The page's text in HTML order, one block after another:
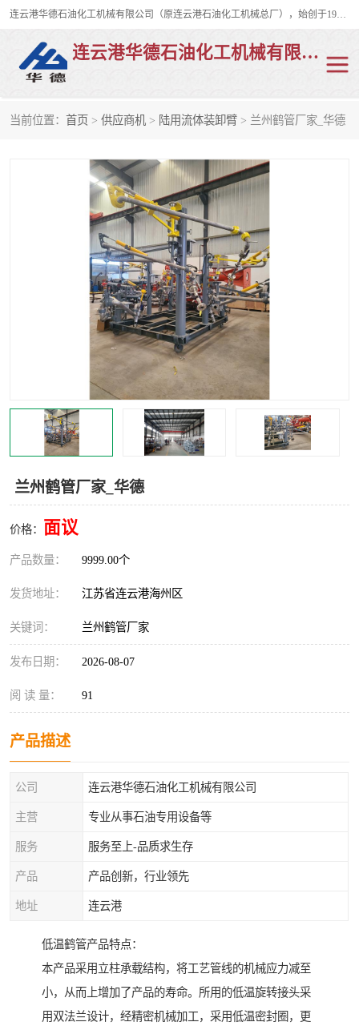
连云港华德石油化工机械有限公司（原连云港石油化工机械总厂），始创于1982年，是从事码头船用流体装卸臂、陆用流体装卸臂（鹤管）、活动梯、钢构平台、定量装车系统等全系列流体装卸设备的设计、制造、销售以及服务的专业供应商。
连云港华德石油化工机械有限公司
当前位置： 首页 > 供应商机 > 陆用流体装卸臂 > 兰州鹤管厂家_华德
兰州鹤管厂家_华德
价格： 面议
产品数量： 9999.00个
发货地址： 江苏省连云港海州区
关键词： 兰州鹤管厂家
发布日期： 2026-08-07
阅 读 量： 91
产品描述
公司 连云港华德石油化工机械有限公司
主营 专业从事石油专用设备等
服务 服务至上-品质求生存
产品 产品创新，行业领先
地址 连云港
低温鹤管产品特点：
本产品采用立柱承载结构，将工艺管线的机械应力减至
小，从而上增加了产品的寿命。所用的低温旋转接头采
用双法兰设计，经精密机械加工，采用低温密封圈，更
液氯鹤管
活动梯
卸车鹤管
输油臂
紧急脱离干式接头 火车鹤管
顶部鹤管
底部鹤管 低温鹤管
浮动出油装置 鹤管
车臂